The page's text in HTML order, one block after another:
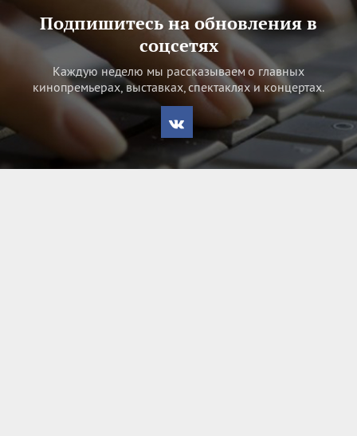
Подпишитесь на обновления в
соцсетях
Каждую неделю мы рассказываем о главных
кинопремьерах, выставках, спектаклях и концертах.